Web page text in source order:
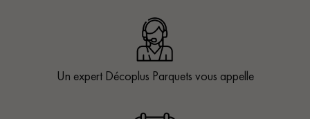
Un expert Décoplus Parquets vous appelle